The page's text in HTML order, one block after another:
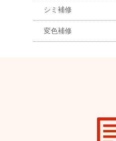
シミ補修
変色補修